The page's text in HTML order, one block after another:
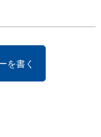
を書く